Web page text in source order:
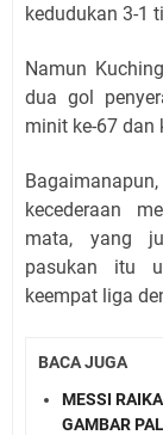
kedudukan 3-1
Namun
dua gol
minit ke-67 dan
kecederaan
mata, yang
pasukan itu
keempat liga
BACA JUGA
MESSI
GAMBAR